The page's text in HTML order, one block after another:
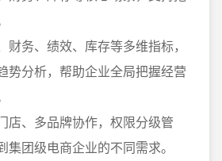
财务、绩效、库存等多维指标，
势分析，帮助企业全局把握经营
店、多品牌协作，权限分级管
集团级电商企业的不同需求。